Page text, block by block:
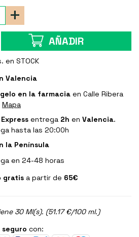
+
AÑADIR
en STOCK
Valencia
en la farmacia en Calle Ribera
Mapa
entrega 2h enValencia.
hasta las 20:00h
la Península
en 24-48 horas
gratis a partir de 65€
30 Ml(s). (51.17 €/100 ml.)
seguro con: